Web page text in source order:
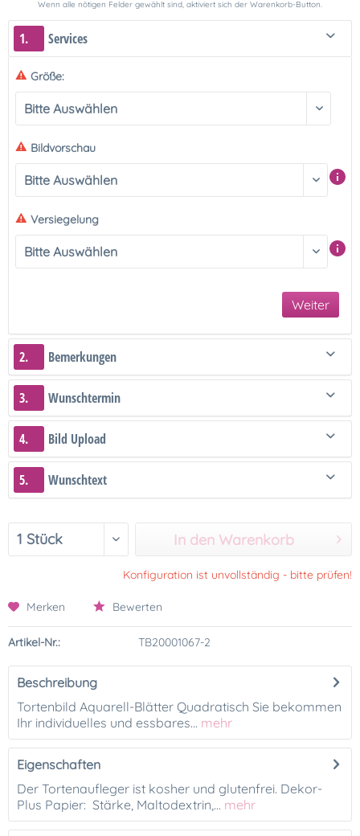
Wenn alle nötigen Felder gewählt sind, aktiviert sich der Warenkorb-Button.
1. Services
Größe:
Bildvorschau
Versiegelung
Weiter
2. Bemerkungen
3. Wunschtermin
4. Bild Upload
5. Wunschtext
In den Warenkorb
Konfiguration ist unvollständig - bitte prüfen!
Merken Bewerten
Artikel-Nr.: TB20001067-2
Beschreibung
Tortenbild Aquarell-Blätter Quadratisch Sie bekommen
Ihr individuelles und essbares... mehr
Eigenschaften
Der Tortenaufleger ist kosher und glutenfrei. Dekor-
Plus Papier: Stärke, Maltodextrin,... mehr